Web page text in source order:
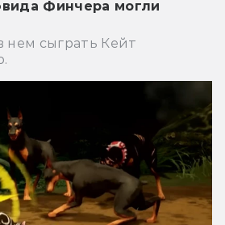
Финчера могли
нем сыграть Кейт